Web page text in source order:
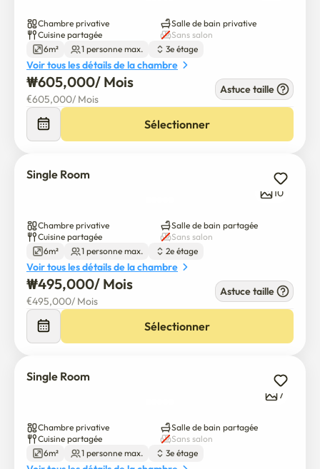
Chambre privative
Salle de bain privative
Cuisine partagée
Sans salon
6m²
1 personne max. 3e étage
Voir tous les détails de la chambre
₩605,000/ Mois
€605,000/ Mois
Astuce taille
Sélectionner
Single Room
10
Chambre privative
Salle de bain partagée
Cuisine partagée
Sans salon
6m²
1 personne max. 2e étage
Voir tous les détails de la chambre
₩495,000/ Mois
€495,000/ Mois
Astuce taille
Sélectionner
Single Room
7
Chambre privative
Salle de bain partagée
Cuisine partagée
Sans salon
6m²
1 personne max. 3e étage